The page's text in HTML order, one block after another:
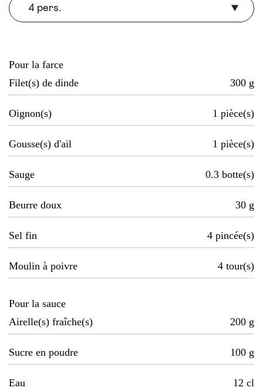
4 pers.
Pour la farce
Filet(s) de dinde
300 g
Oignon(s) 1 pièce(s)
Gousse(s) d'ail 1 pièce(s)
Sauge 0.3 botte(s)
Beurre doux 30 g
Sel fin 4 pincée(s)
Moulin à poivre 4 tour(s)
Pour la sauce
Airelle(s) fraîche(s)
200 g
Sucre en poudre 100 g
Eau 12 cl